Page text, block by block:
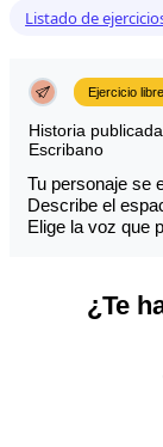
Listado de
Ejercicio libre
Historia
Escribano
Tu personaje se
Describe el
Elige la voz que
¿Te